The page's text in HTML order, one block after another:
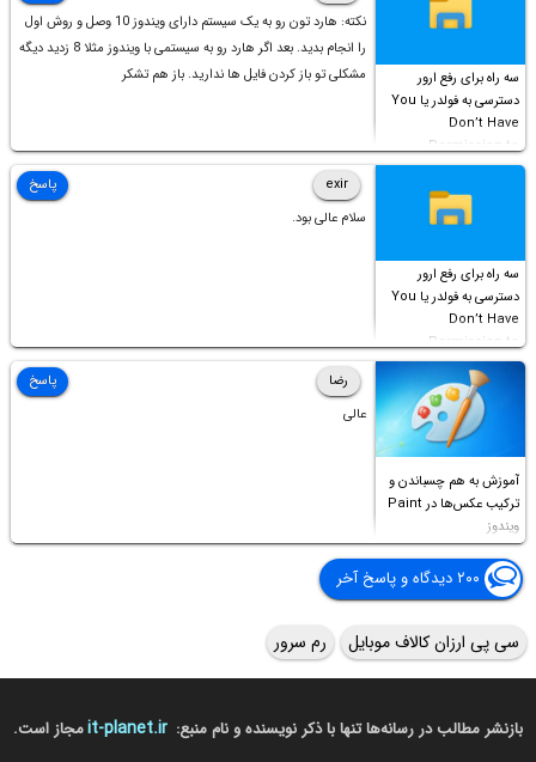
سه راه برای رفع ارور
دسترسی به فولدر یا You
Don’t Have
Permission to
Access this folder
نکته: هارد تون رو به یک سیستم دارای ویندوز 10 وصل و روش اول
را انجام بدید. بعد اگر هارد رو به سیستمی با ویندوز مثلا 8 زدید دیگه
مشکلی تو باز کردن فایل ها ندارید. باز هم تشکر
سه راه برای رفع ارور
دسترسی به فولدر یا You
Don’t Have
Permission to
Access this folder
exir
سلام عالی بود.
پاسخ
آموزش به هم چسباندن و
ترکیب عکس‌ها در Paint
ویندوز
رضا
عالی
پاسخ
۲۰۰ دیدگاه و پاسخ آخر
سی پی ارزان کالاف موبایل رم سرور
بازنشر مطالب در رسانه‌ها تنها با ذکر نویسنده و نام منبع: it-planet.irمجاز است.